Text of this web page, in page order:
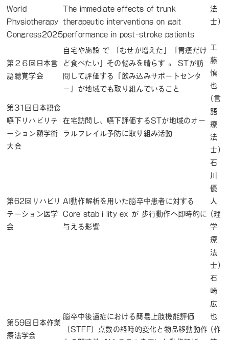
法
士)
World
Physiotherapy
Congress2025
The immediate effects of trunk
therapeutic interventions on gait
performance in post-stroke patients
第２６回日本言
語聴覚学会
自宅や施設 で 「むせが増えた」「胃瘻だけ
ど食べたい」その悩みを晴らす 。 STが訪
問して評価する『飲み込みサポートセンタ
ー』が地域でも取り組んでいること
工
藤
慎
也
(言
語
療
法
士)
第31回日本摂食
嚥下リハビリテ
ーション額学術
大会
在宅訪問し、嚥下評価するSTが地域のオー
ラルフレイル予防に取り組み活動
第62回リハビリ
テーション医学
会
AI動作解析を用いた脳卒中患者に対する
Core stab i lity ex が 歩行動作へ即時的に
与える影響
石
川
優
人
(理
学
療
法
士)
第59回日本作業
療法学会
脳卒中後遺症における簡易上肢機能評価
（STFF）点数の経時的変化と物品移動動作
石
崎
広
也
(作